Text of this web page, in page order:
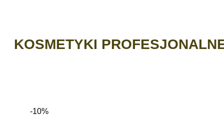
KOSMETYKI
-10%